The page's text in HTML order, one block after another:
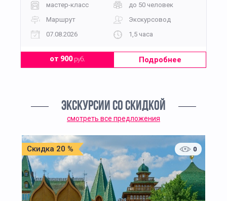
мастер-класс
до 50 человек
Маршрут
Экскурсовод
07.08.2026
1,5 часа
от 900руб. Подробнее
ЭКСКУРСИИ СО СКИДКОЙ
смотреть все предложения
Скидка 20 % 0